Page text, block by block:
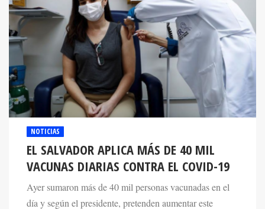
NOTICIAS
EL SALVADOR APLICA MÁS DE 40 MIL
VACUNAS DIARIAS CONTRA EL COVID-19
Ayer sumaron más de 40 mil personas vacunadas en el
día y según el presidente, pretenden aumentar este
número en los próximos días.